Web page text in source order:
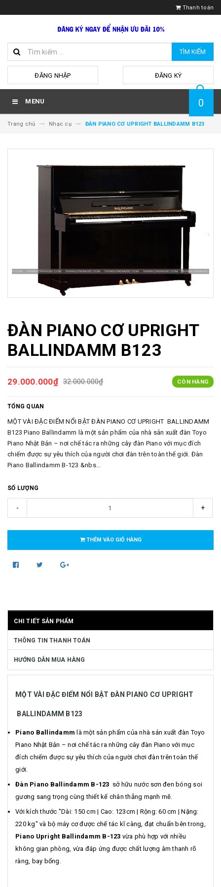
Thanh toán
TÌM KIẾM
ĐĂNG NHẬP ĐĂNG KÝ
MENU 0
Trang chủ Nhạc cụ ĐÀN PIANO CƠ UPRIGHT BALLINDAMM B123
ĐÀN PIANO CƠ UPRIGHT
BALLINDAMM B123
29.000.000₫ 32.000.000₫ CÒN HÀNG
TỔNG QUAN
MỘT VÀI ĐẶC ĐIỂM NỔI BẬT ĐÀN PIANO CƠ UPRIGHT BALLINDAMM
B123 Piano Ballindamm là một sản phẩm của nhà sản xuất đàn Toyo
Piano Nhật Bản – nơi chế tác ra những cây đàn Piano với mục đích
chiếm được sự yêu thích của người chơi đàn trên toàn thế giới. Đàn
Piano Ballindamm B-123 &nbs...
SỐ LƯỢNG
- +
THÊM VÀO GIỎ HÀNG
CHI TIẾT SẢN PHẨM
THÔNG TIN THANH TOÁN
HƯỚNG DẪN MUA HÀNG
MỘT VÀI ĐẶC ĐIỂM NỔI BẬT ĐÀN PIANO CƠ UPRIGHT
BALLINDAMM B123
Piano Ballindamm là một sản phẩm của nhà sản xuất đàn Toyo
Piano Nhật Bản – nơi chế tác ra những cây đàn Piano với mục
đích chiếm được sự yêu thích của người chơi đàn trên toàn thế
giới.
Đàn Piano Ballindamm B-123 sở hữu nước sơn đen bóng soi
gương sang trọng cùng thiết kế chân thẳng mạnh mẽ.
Với kích thước "Dài: 150 cm | Cao: 123cm | Rộng: 60 cm | Nặng:
220 kg" và bộ máy cơ được chế tác kĩ càng, đạt chuẩn bên trong,
Piano Upright Ballindamm B-123 vừa phù hợp với nhiều
không gian phòng, vừa đáp ứng được chất lượng âm thanh rõ
ràng, bay bổng.